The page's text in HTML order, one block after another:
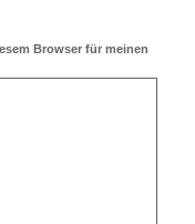
Browser für meinen